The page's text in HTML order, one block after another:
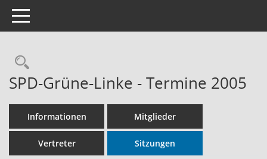
Toggle navigation
Rechercheauswahl
SPD-Grüne-Linke - Termine 2005
Informationen Mitglieder
Vertreter Sitzungen